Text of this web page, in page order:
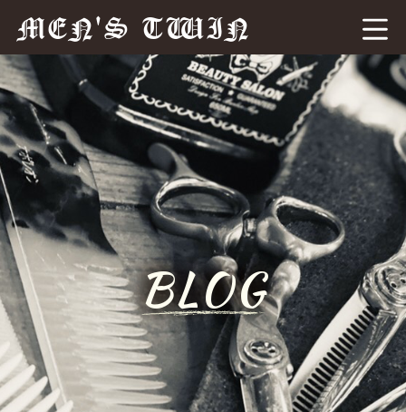
MEN'S TWIN
BLOG